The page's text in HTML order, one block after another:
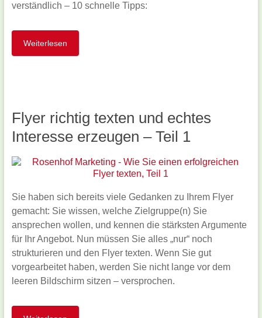
verständlich – 10 schnelle Tipps:
Weiterlesen
Flyer richtig texten und echtes
Interesse erzeugen – Teil 1
Sie haben sich bereits viele Gedanken zu Ihrem Flyer
gemacht: Sie wissen, welche Zielgruppe(n) Sie
ansprechen wollen, und kennen die stärksten Argumente
für Ihr Angebot. Nun müssen Sie alles „nur“ noch
strukturieren und den Flyer texten. Wenn Sie gut
vorgearbeitet haben, werden Sie nicht lange vor dem
leeren Bildschirm sitzen – versprochen.